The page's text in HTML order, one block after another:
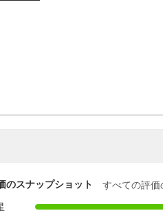
のスナップショット
すべての評価